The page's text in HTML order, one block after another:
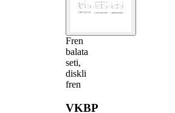
Fren
balata
seti,
diskli
fren
VKBP